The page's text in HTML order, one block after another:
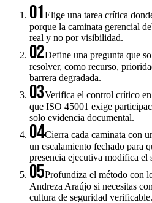
01Elige una tarea crítica
porque la caminata gerencial
real y no por visibilidad.
02Define una pregunta que
resolver, como recurso,
barrera degradada.
03Verifica el control crítico
que ISO 45001 exige
solo evidencia documental.
04Cierra cada caminata con
un escalamiento fechado para
presencia ejecutiva modifica el
05Profundiza el método con
Andreza Araújo si necesitas
cultura de seguridad verificable.